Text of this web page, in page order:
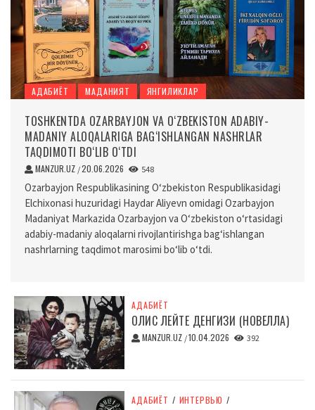
АДАБИЁТ МАДАНИЯТ ЯНГИЛИКЛАР
TOSHKENTDA OZARBAYJON VA O‘ZBEKISTON ADABIY-
MADANIY ALOQALARIGA BAG‘ISHLANGAN NASHRLAR
TAQDIMOTI BO‘LIB O‘TDI
MANZUR.UZ /20.06.2026 548
Ozarbayjon Respublikasining O‘zbekiston Respublikasidagi
Elchixonasi huzuridagi Haydar Aliyevn omidagi Ozarbayjon
Madaniyat Markazida Ozarbayjon va O‘zbekiston o‘rtasidagi
adabiy-madaniy aloqalarni rivojlantirishga bag‘ishlangan
nashrlarning taqdimot marosimi bo‘lib o‘tdi.
АДАБИЁТ
ОЛИС ЛЕЙТЕ ДЕНГИЗИ (НОВЕЛЛА)
MANZUR.UZ /10.04.2026 392
АДАБИЁТ / ИНТЕРВЬЮ /